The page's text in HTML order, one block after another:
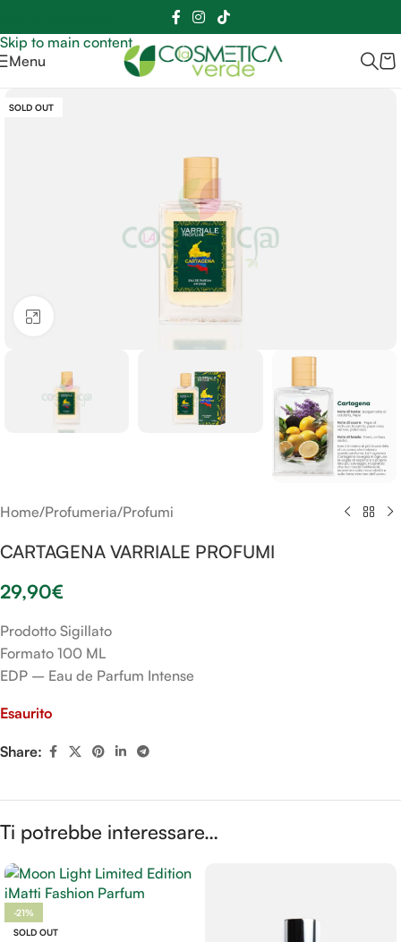
Skip to main content
Sei hai domande contattaci 📲3341056025 - 3886572748
Menu
SOLD OUT
Clicca per ingrandire
Home/Profumeria/Profumi
CARTAGENA VARRIALE PROFUMI
29,90€
Prodotto Sigillato
Formato 100 ML
EDP – Eau de Parfum Intense
Esaurito
Share:
Ti potrebbe interessare…
-21%
SOLD OUT